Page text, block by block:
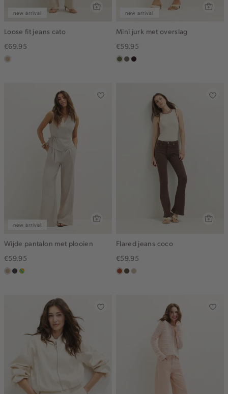
new arrival
Loose fit jeans cato
€69.95
zand
new arrival
Mini jurk met overslag
€59.95
groen,
middenbruin
bordeaux,
new arrival
Wijde pantalon met plooien
€59.95
zandchocomeerkleurig
Flared jeans coco
€59.95
bruin
donkerkhaki
lichtzand